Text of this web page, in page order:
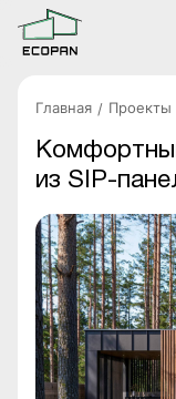
Главная Проекты
из SIP-